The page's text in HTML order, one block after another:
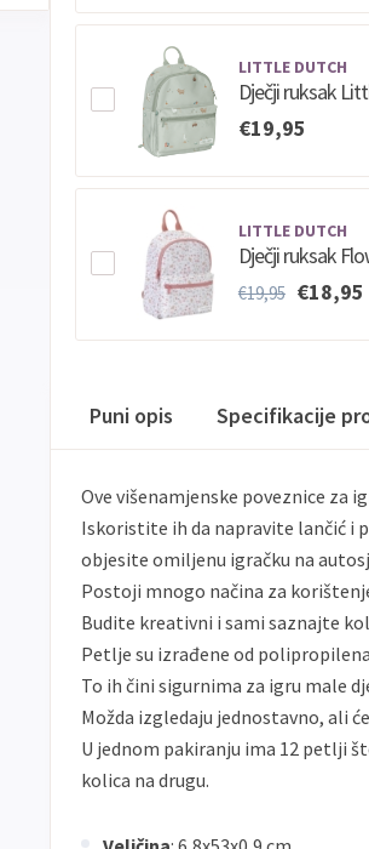
LITTLE DUTCH
Dječji ruksak
€19,95
LITTLE DUTCH
Dječji ruksak
€19,95 €18,95
Puni opis Specifikacije
Ove višenamjenske poveznice za
Iskoristite ih da napravite lančić i
objesite omiljenu igračku na
Postoji mnogo načina za
Budite kreativni i sami saznajte
Petlje su izrađene od
To ih čini sigurnima za igru male
Možda izgledaju jednostavno, ali
U jednom pakiranju ima 12 petlji
kolica na drugu.